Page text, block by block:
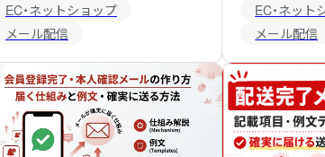
EC・ネットショップ
メール配信
EC・ネット
メール配信